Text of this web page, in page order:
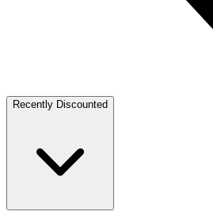
Recently Discounted